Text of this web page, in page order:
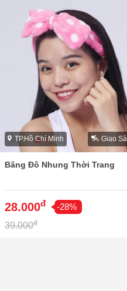
TP.Hồ Chí Minh Giao
Băng Đô Nhung Thời Trang
28.000đ
-28%
39.000đ